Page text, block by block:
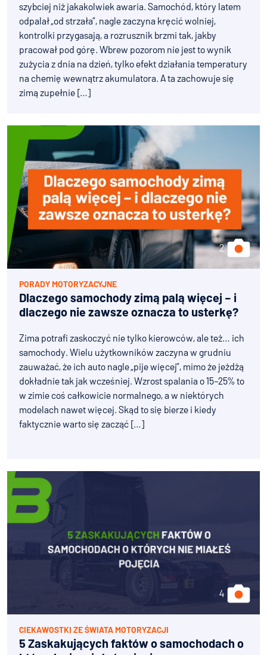
szybciej niż jakakolwiek awaria. Samochód, który latem
odpalał „od strzała”, nagle zaczyna kręcić wolniej,
kontrolki przygasają, a rozrusznik brzmi tak, jakby
pracował pod górę. Wbrew pozorom nie jest to wynik
zużycia z dnia na dzień, tylko efekt działania temperatury
na chemię wewnątrz akumulatora. A ta zachowuje się
zimą zupełnie […]
PORADY MOTORYZACYJNE
Dlaczego samochody zimą palą więcej – i
dlaczego nie zawsze oznacza to usterkę?
Zima potrafi zaskoczyć nie tylko kierowców, ale też… ich
samochody. Wielu użytkowników zaczyna w grudniu
zauważać, że ich auto nagle „pije więcej”, mimo że jeżdżą
dokładnie tak jak wcześniej. Wzrost spalania o 15–25% to
w zimie coś całkowicie normalnego, a w niektórych
modelach nawet więcej. Skąd to się bierze i kiedy
faktycznie warto się zacząć […]
CIEKAWOSTKI ZE ŚWIATA MOTORYZACJI
5 Zaskakujących faktów o samochodach o